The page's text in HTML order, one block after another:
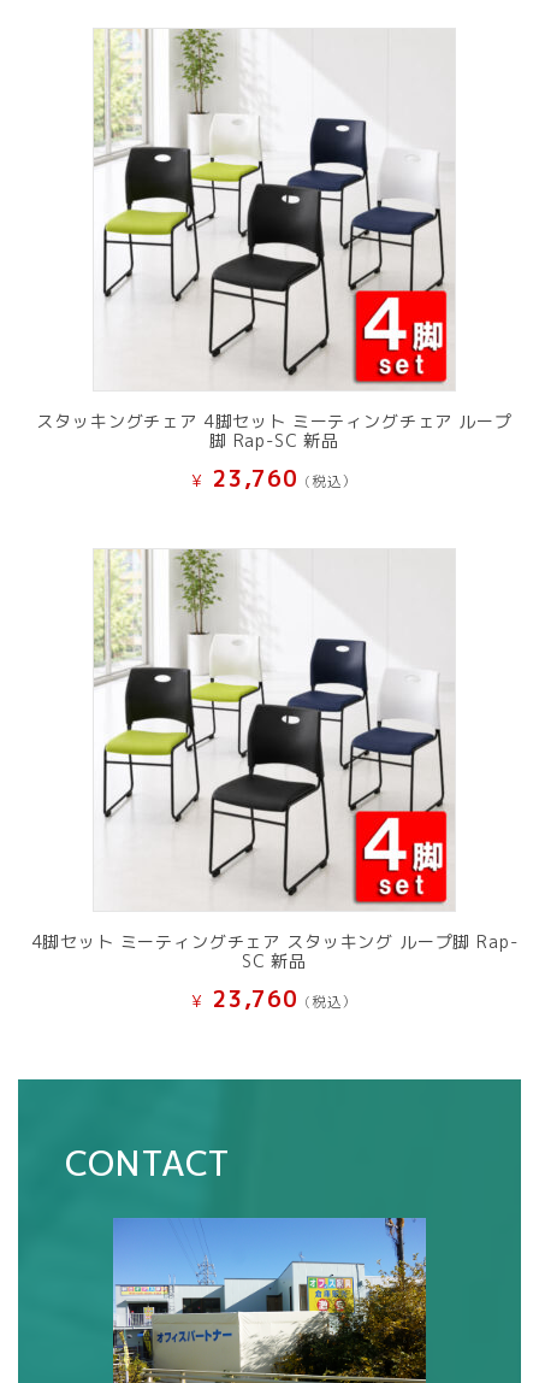
スタッキングチェア 4脚セット ミーティングチェア ループ
脚 Rap-SC 新品
¥ 23,760 (税込）
4脚セット ミーティングチェア スタッキング ループ脚 Rap-
SC 新品
¥ 23,760 (税込）
CONTACT